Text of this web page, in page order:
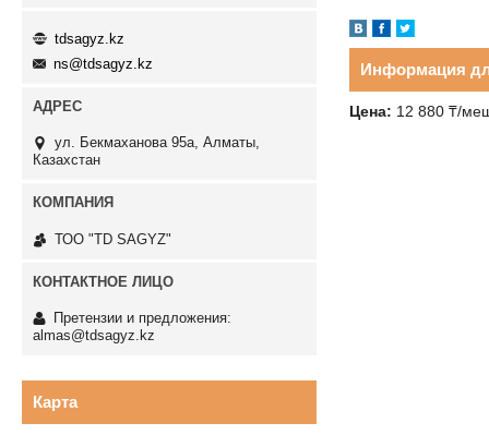
Информация
Цена: 12 880 ₸/
tdsagyz.kz
ns@tdsagyz.kz
ул. Бекмаханова 95а, Алматы,
Казахстан
ТОО "TD SAGYZ"
Претензии и предложения:
almas@tdsagyz.kz
Карта